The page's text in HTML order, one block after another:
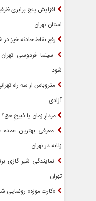
افزایش پنج برابری
استان تهران
رفع نقاط حادثه خیز در
سینما فردوسی
شود
متروباس از سه راه
آزادی
مردارِ زمان یا ذبیحِ حق؟
معرفی بهترین
زنانه در تهران
نمایندگی شیر گازی
تهران
«کارت موزه» رونمایی